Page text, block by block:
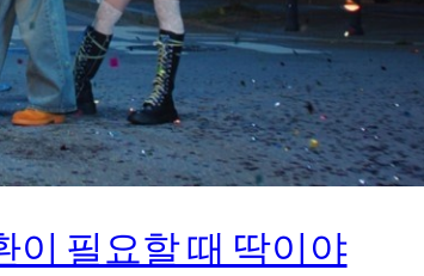
이 필요할 때 딱이야